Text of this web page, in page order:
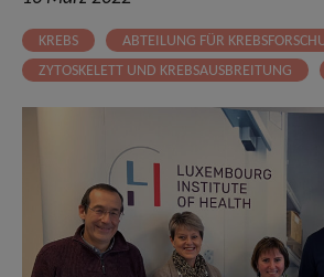
KREBS
ABTEILUNG FÜR
ZYTOSKELETT UND KREBSAUSBREITUNG